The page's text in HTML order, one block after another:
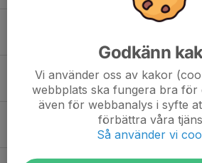
Ingen publik pga Covid-19
Christer Olsson tränare för
28 maj 2020 0
Fredagsträning
17 maj 2019 0
Godkänn
Vi använder oss av kakor
webbplats ska fungera bra för
även för webbanalys i syfte
förbättra våra
Så använder vi